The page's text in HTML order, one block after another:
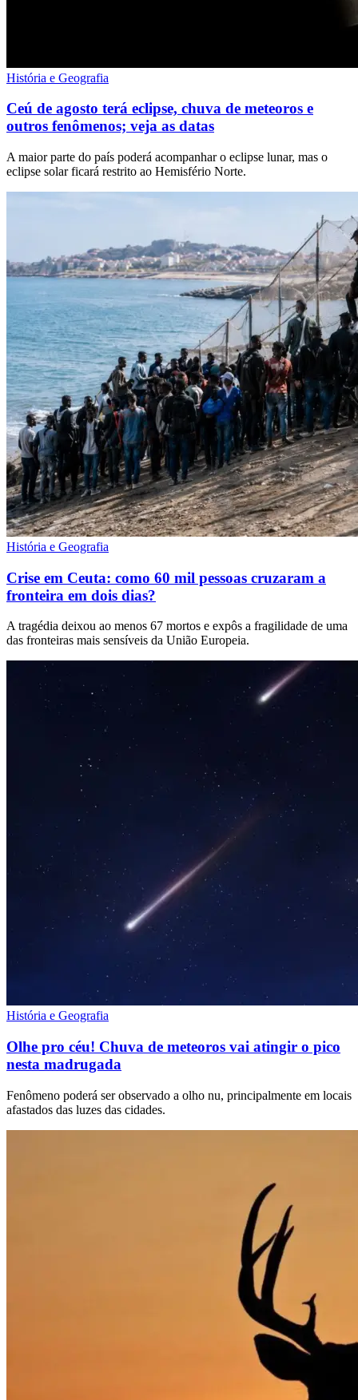
História e Geografia
Ceú de agosto terá eclipse, chuva de meteoros e
outros fenômenos; veja as datas
A maior parte do país poderá acompanhar o eclipse lunar, mas o
eclipse solar ficará restrito ao Hemisfério Norte.
História e Geografia
Crise em Ceuta: como 60 mil pessoas cruzaram a
fronteira em dois dias?
A tragédia deixou ao menos 67 mortos e expôs a fragilidade de uma
das fronteiras mais sensíveis da União Europeia.
História e Geografia
Olhe pro céu! Chuva de meteoros vai atingir o pico
nesta madrugada
Fenômeno poderá ser observado a olho nu, principalmente em locais
afastados das luzes das cidades.